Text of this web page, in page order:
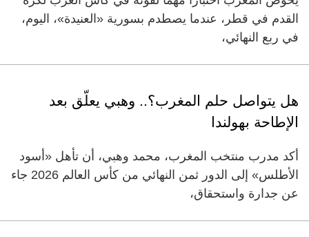
القدم في قطر، عندما يصطدم بسورية «العنيدة»، اليوم،
في ربع النهائي،
هل يتواصل حلم المغرب؟.. وهبي يعلّق بعد
الإطاحة بهولندا
أكد مدرب منتخب المغرب، محمد وهبي، أن تأهل «أسود
الأطلس» إلى الدور ثمن النهائي من كأس العالم 2026 جاء
عن جدارة واستحقاق،